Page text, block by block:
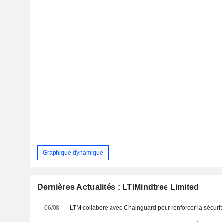
Graphique dynamique
Dernières Actualités : LTIMindtree Limited
06/08